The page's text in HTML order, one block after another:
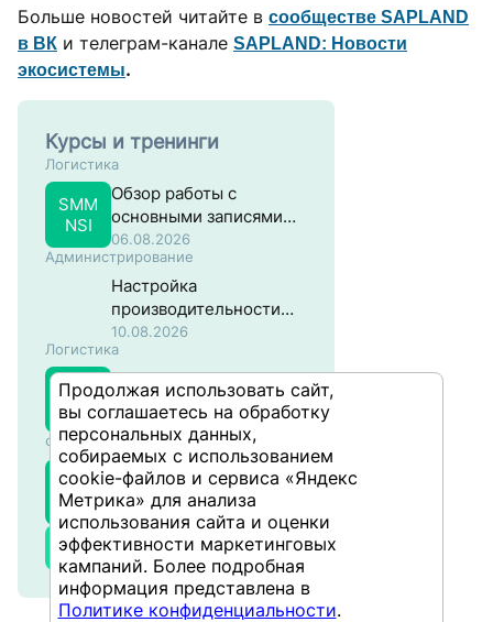
Больше новостей читайте в сообществе SAPLAND
в ВК и телеграм-канале SAPLAND: Новости
экосистемы.
Курсы и тренинги
Логистика
SMM
NSI
Обзор работы с
основными записями
материалов в разрезе
закупок
06.08.2026
Администрирование
Настройка
производительности
систем на основе SAP
NW ABAP
10.08.2026
Логистика
SMM
304
Настройки в
управлении
материальными
потоками в SAP
10.08.2026
Финансы и учёт
SCO
302
Планирование
производственных
затрат в SAP
11.08.2026
Все курсы
Продолжая использовать сайт,
вы соглашаетесь на обработку
персональных данных,
собираемых с использованием
cookie-файлов и сервиса «Яндекс
Метрика» для анализа
использования сайта и оценки
эффективности маркетинговых
кампаний. Более подробная
информация представлена в
Политике конфиденциальности.